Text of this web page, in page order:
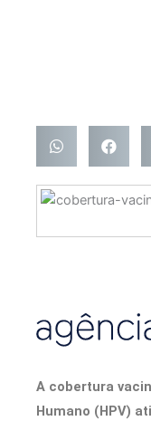
A cobertura
Humano (HPV)